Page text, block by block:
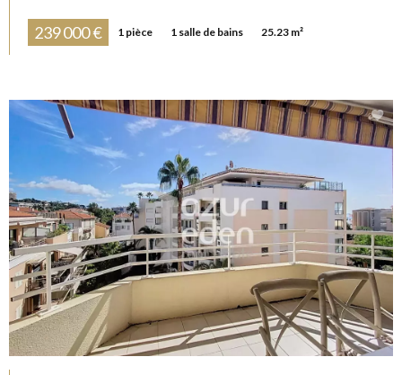
239 000 € 1 pièce 1 salle de bains 25.23 m²